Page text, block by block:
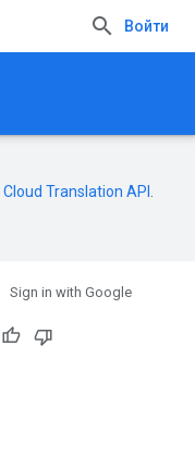
Войти
Cloud Translation API
Sign in with Google